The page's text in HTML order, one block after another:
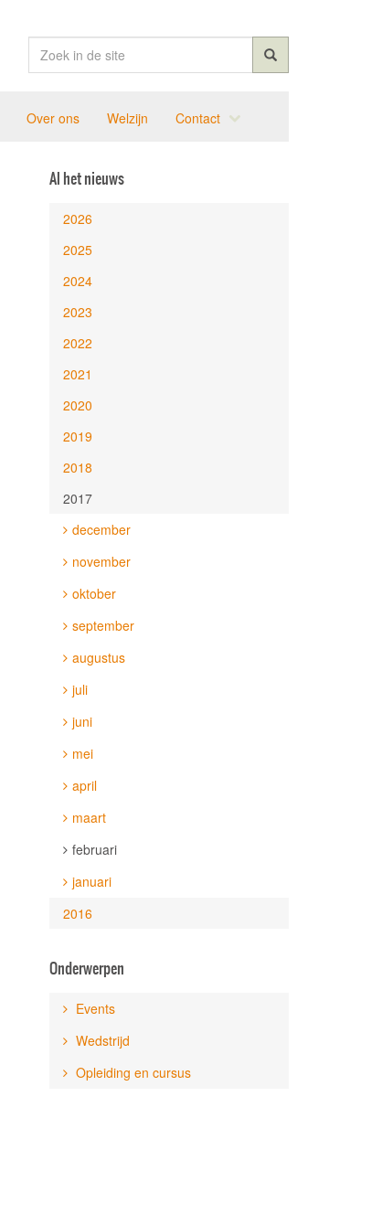
Over ons Welzijn Contact
Al het nieuws
2026
2025
2024
2023
2022
2021
2020
2019
2018
2017
december
november
oktober
september
augustus
juli
juni
mei
april
maart
februari
januari
2016
Onderwerpen
Events
Wedstrijd
Opleiding en cursus